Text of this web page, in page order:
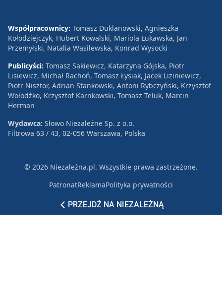
PRZEJDŹ NA NIEZALEŻNĄ
Współpracownicy: Tomasz Duklanowski, Agnieszka
Kołodziejczyk, Hubert Kowalski, Mariola Łukawska, Jan
Przemyłski, Natalia Wasilewska, Konrad Wysocki
Publicyści: Tomasz Sakiewicz, Katarzyna Gójska, Piotr
Lisiewicz, Michał Rachoń, Tomasz Łysiak, Jacek Liziniewicz,
Piotr Nisztor, Adrian Stankowski, Antoni Rybczyński, Krzysztof
Wołodźko, Krzysztof Karnkowski, Tomasz Teluk, Marcin
Herman
Wydawca: Słowo Niezależne Sp. z o.o.
Filtrowa 63 / 43, 02-056 Warszawa, Polska
© 2026 Niezależna.pl. Wszystkie prawa zastrzeżone.
PatronatReklamaPolityka prywatności